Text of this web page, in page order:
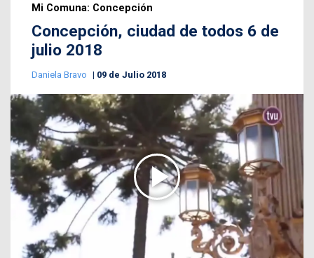
Mi Comuna: Concepción
Concepción, ciudad de todos 6 de
julio 2018
Daniela Bravo 09 de Julio 2018